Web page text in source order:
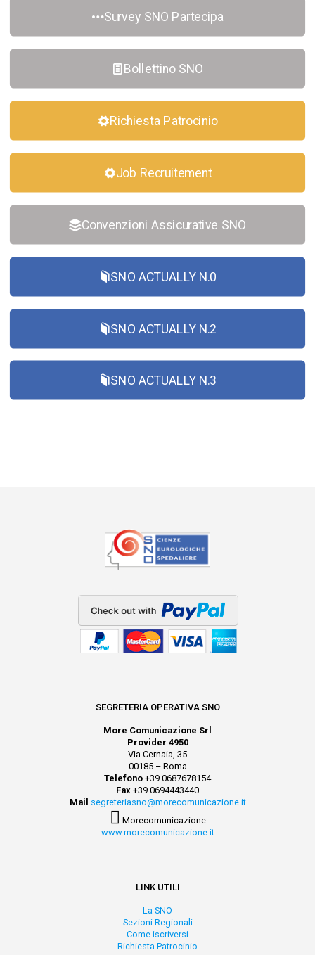
Survey SNO Partecipa
Bollettino SNO
Richiesta Patrocinio
Job Recruitement
Convenzioni Assicurative SNO
SNO ACTUALLY N.0
SNO ACTUALLY N.2
SNO ACTUALLY N.3
SEGRETERIA OPERATIVA SNO
More Comunicazione Srl
Provider 4950
Via Cernaia, 35
00185 – Roma
Telefono +39 0687678154
Fax +39 0694443440
Mail segreteriasno@morecomunicazione.it
Morecomunicazione
www.morecomunicazione.it
LINK UTILI
La SNO
Sezioni Regionali
Come iscriversi
Richiesta Patrocinio